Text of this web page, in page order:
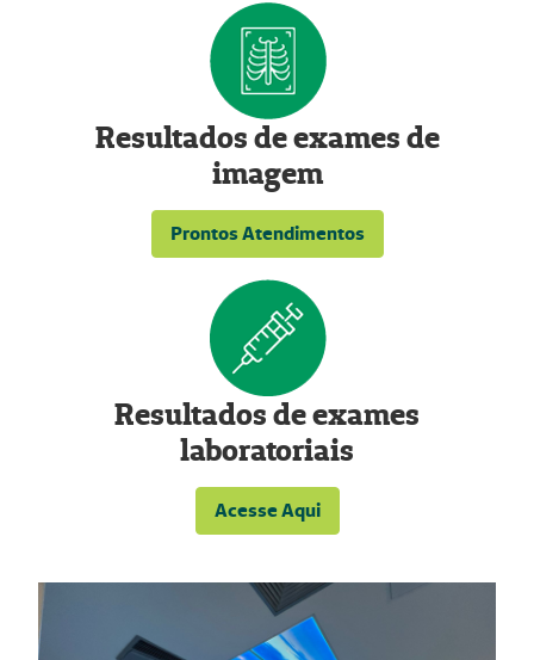
Resultados de exames de
imagem
Prontos Atendimentos
Resultados de exames
laboratoriais
Acesse Aqui